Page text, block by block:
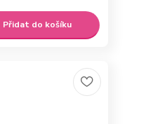
Přidat do košíku